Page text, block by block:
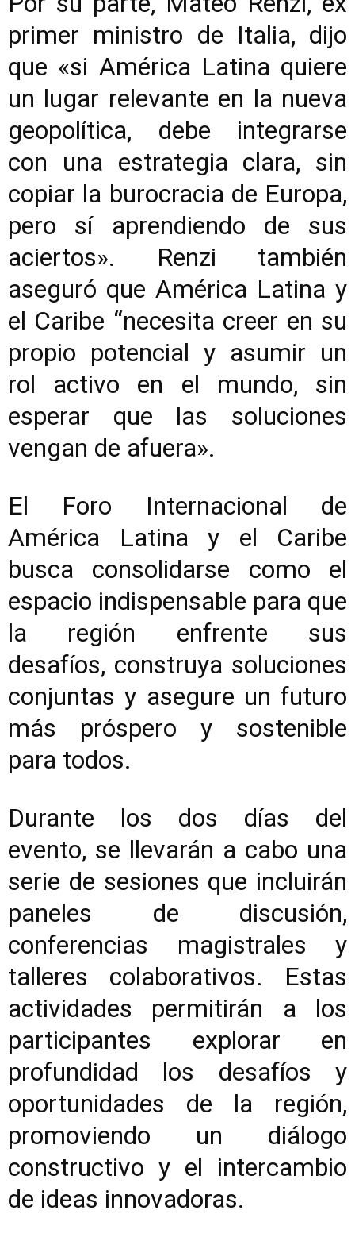
primer ministro de Italia, dijo
que «si América Latina quiere
un lugar relevante en la nueva
geopolítica, debe integrarse
con una estrategia clara, sin
copiar la burocracia de Europa,
pero sí aprendiendo de sus
aciertos». Renzi también
aseguró que América Latina y
el Caribe “necesita creer en su
propio potencial y asumir un
rol activo en el mundo, sin
esperar que las soluciones
vengan de afuera».
El Foro Internacional de
América Latina y el Caribe
busca consolidarse como el
espacio indispensable para que
la región enfrente sus
desafíos, construya soluciones
conjuntas y asegure un futuro
más próspero y sostenible
para todos.
Durante los dos días del
evento, se llevarán a cabo una
serie de sesiones que incluirán
paneles de discusión,
conferencias magistrales y
talleres colaborativos. Estas
actividades permitirán a los
participantes explorar en
profundidad los desafíos y
oportunidades de la región,
promoviendo un diálogo
constructivo y el intercambio
de ideas innovadoras.